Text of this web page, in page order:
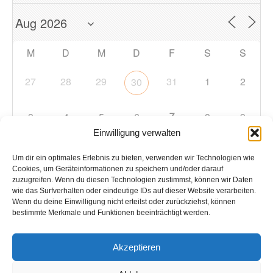
Einwilligung verwalten
Um dir ein optimales Erlebnis zu bieten, verwenden wir Technologien wie
Cookies, um Geräteinformationen zu speichern und/oder darauf
zuzugreifen. Wenn du diesen Technologien zustimmst, können wir Daten
wie das Surfverhalten oder eindeutige IDs auf dieser Website verarbeiten.
Wenn du deine Einwilligung nicht erteilst oder zurückziehst, können
bestimmte Merkmale und Funktionen beeinträchtigt werden.
Akzeptieren
M D M D F S S
27 28 29 30 31 1 2
3 4 5 6 7 8 9
10 11 12 13 14 15
17 18 19 20 21 22 23
31 1 2 3 4 5 6